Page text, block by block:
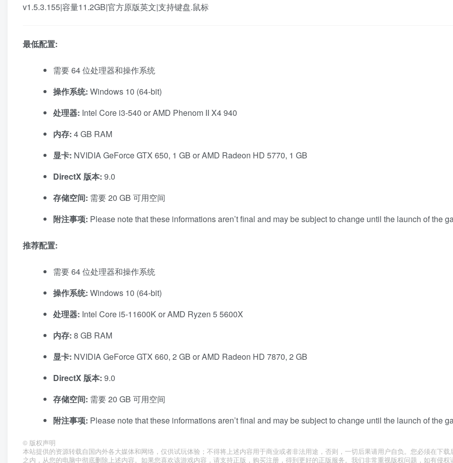
v1.5.3.155|容量11.2GB|官方原版英文|支持键盘.鼠标
最低配置:
需要 64 位处理器和操作系统
操作系统: Windows 10 (64-bit)
处理器: Intel Core i3-540 or AMD Phenom II X4 940
内存: 4 GB RAM
显卡: NVIDIA GeForce GTX 650, 1 GB or AMD Radeon HD 5770, 1 GB
DirectX 版本: 9.0
存储空间: 需要 20 GB 可用空间
附注事项: Please note that these informations aren’t final and may be subject to change until the launch of the
推荐配置:
需要 64 位处理器和操作系统
操作系统: Windows 10 (64-bit)
处理器: Intel Core i5-11600K or AMD Ryzen 5 5600X
内存: 8 GB RAM
显卡: NVIDIA GeForce GTX 660, 2 GB or AMD Radeon HD 7870, 2 GB
DirectX 版本: 9.0
存储空间: 需要 20 GB 可用空间
附注事项: Please note that these informations aren’t final and may be subject to change until the launch of the
© 版权声明
本站提供的资源转载自国内外各大媒体和网络，仅供试玩体验；不得将上述内容用于商业或者非法用途，否则，一切后果请用户自负。您必须在下载
之内，从您的电脑中彻底删除上述内容。如果您喜欢该游戏内容，请支持正版，购买注册，得到更好的正版服务。我们非常重视版权问题，如有侵权